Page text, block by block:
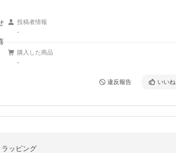
投稿者情報
-
購入した商品
-
違反報告 いいね
ッピング